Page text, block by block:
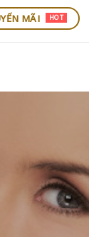
MÃI HOT